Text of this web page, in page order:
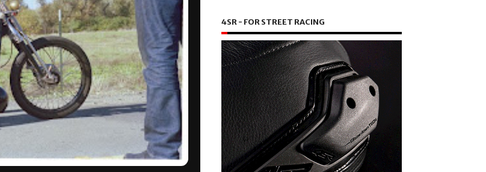
4SR - FOR STREET RACING